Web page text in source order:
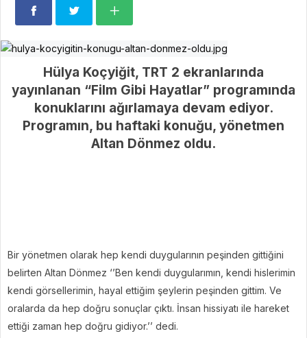
Hülya Koçyiğit, TRT 2 ekranlarında
yayınlanan “Film Gibi Hayatlar” programında
konuklarını ağırlamaya devam ediyor.
Programın, bu haftaki konuğu, yönetmen
Altan Dönmez oldu.
Bir yönetmen olarak hep kendi duygularının peşinden gittiğini
belirten Altan Dönmez ‘’Ben kendi duygularımın, kendi hislerimin
kendi görsellerimin, hayal ettiğim şeylerin peşinden gittim. Ve
oralarda da hep doğru sonuçlar çıktı. İnsan hissiyatı ile hareket
ettiği zaman hep doğru gidiyor.’’ dedi.